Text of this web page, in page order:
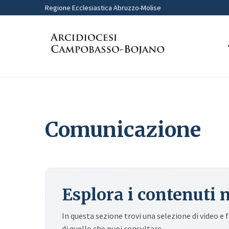
Regione Ecclesiastica Abruzzo-Molise
Comunicazione
Esplora i contenuti
In questa sezione trovi una selezione di video